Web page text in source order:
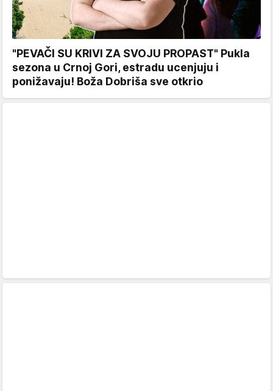
"PEVAČI SU KRIVI ZA SVOJU PROPAST" Pukla
sezona u Crnoj Gori, estradu ucenjuju i
ponižavaju! Boža Dobriša sve otkrio